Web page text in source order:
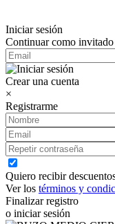
Iniciar sesión
Continuar como invitado
Crear una cuenta
×
Registrarme
Quiero recibir
Ver los términos y
Finalizar registro
o iniciar sesión